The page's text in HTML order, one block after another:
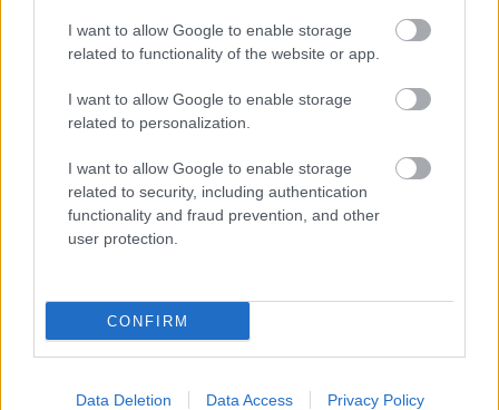
I want to allow Google to enable storage
related to functionality of the website or app.
I want to allow Google to enable storage
related to personalization.
I want to allow Google to enable storage
related to security, including authentication
functionality and fraud prevention, and other
user protection.
CONFIRM
Data Deletion Data Access Privacy Policy
Το άθλημα της μακροζωίας: Χαρίζει έως και 5
επιπλέον χρόνια ζωής